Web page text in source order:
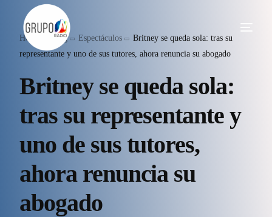
Home Blog Espectáculos
Britney se queda sola: tras su
representante y uno de sus tutores, ahora renuncia su abogado
Britney se queda sola:
tras su representante y
uno de sus tutores,
ahora renuncia su
abogado